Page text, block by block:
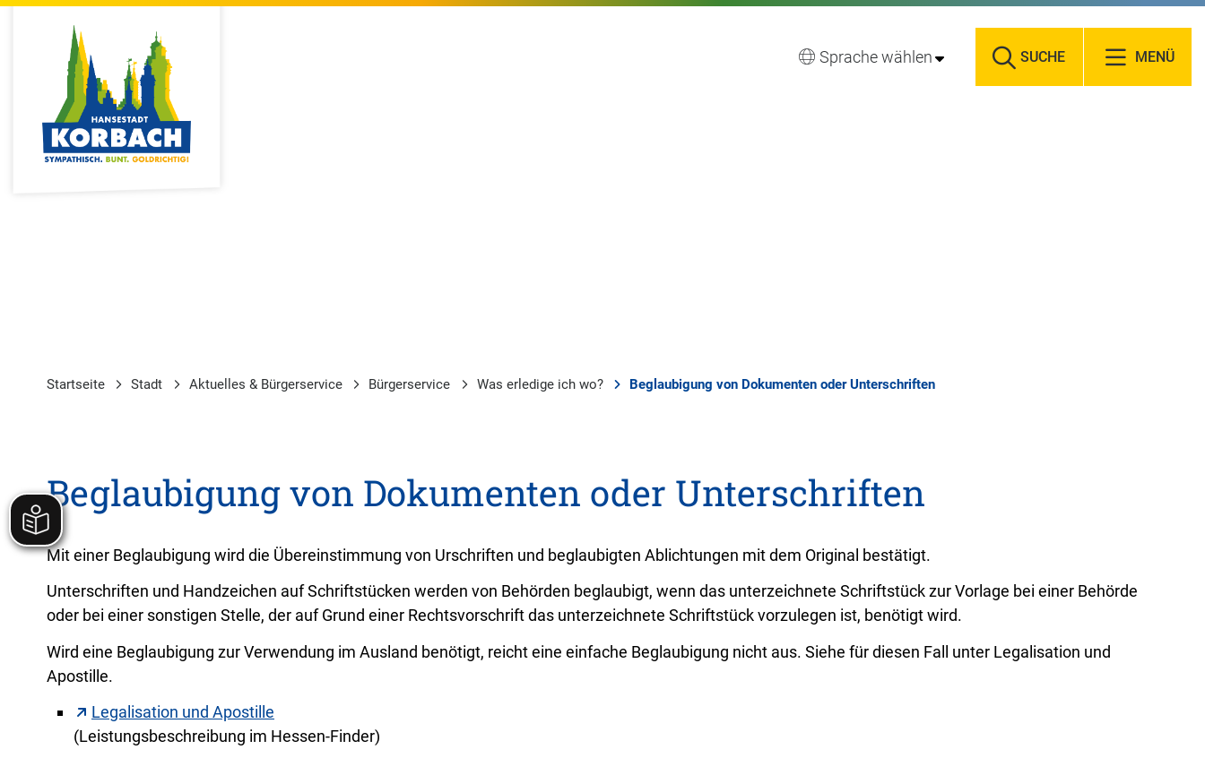
Sprache wählen SUCHE MENÜ
Startseite Stadt Aktuelles & Bürgerservice Bürgerservice Was erledige ich wo? Beglaubigung von Dokumenten oder Unterschriften
Beglaubigung von Dokumenten oder Unterschriften
Mit einer Beglaubigung wird die Übereinstimmung von Urschriften und beglaubigten Ablichtungen mit dem Original bestätigt.
Unterschriften und Handzeichen auf Schriftstücken werden von Behörden beglaubigt, wenn das unterzeichnete Schriftstück zur Vorlage bei einer Behörde
oder bei einer sonstigen Stelle, der auf Grund einer Rechtsvorschrift das unterzeichnete Schriftstück vorzulegen ist, benötigt wird.
Wird eine Beglaubigung zur Verwendung im Ausland benötigt, reicht eine einfache Beglaubigung nicht aus. Siehe für diesen Fall unter Legalisation und
Apostille.
Legalisation und Apostille
(Leistungsbeschreibung im Hessen-Finder)